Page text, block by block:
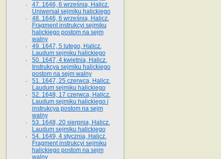
47. 1646, 6 września, Halicz.
Uniwersał sejmiku halickiego
48. 1646, 6 września, Halicz.
Fragment instrukcyi sejmiku
halickiego postom na sejm
walny
49. 1647, 5 lutego, Halicz.
Laudum sejmiku halickiego
50. 1647, 4 kwietnia, Halicz.
Instrukcya sejmiku halickiego
postom na sejm walny
51. 1647, 25 czerwca, Halicz.
Laudum sejmiku halickiego
52. 1648, 17 czerwca, Halicz.
Laudum sejmiku halickiego i
instrukcya postom na sejm
walny
53. 1648, 20 sierpnia, Halicz.
Laudum sejmiku halickiego
54. 1649, 4 stycznia, Halicz.
Fragment instrukcyi sejmiku
halickiego postom na sejm
walny